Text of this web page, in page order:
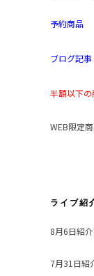
予約商品
ブログ記事
半額以下の
WEB限定
ライブ紹
8月6日紹
7月31日紹